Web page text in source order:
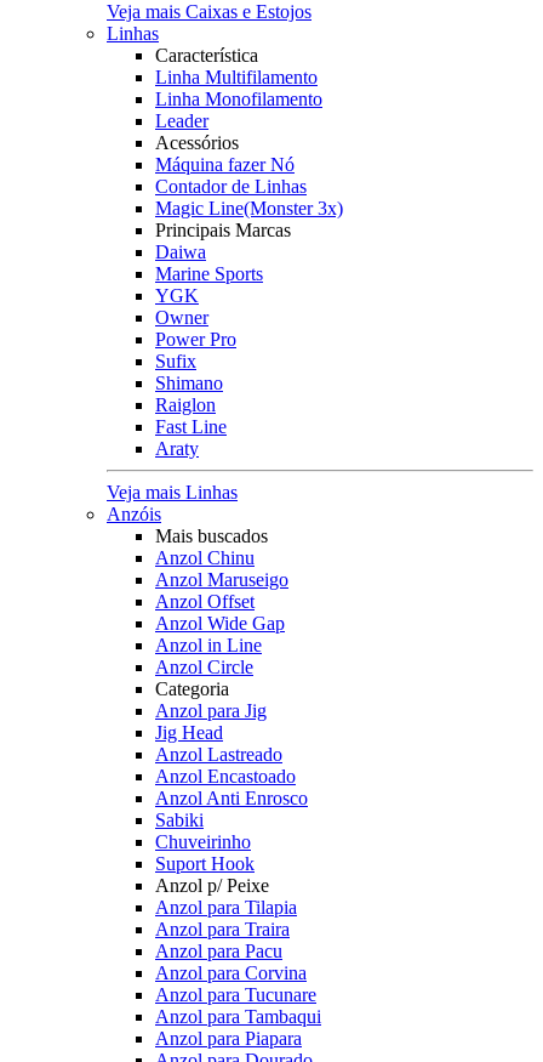
Veja mais Caixas e Estojos
Linhas
Característica
Linha Multifilamento
Linha Monofilamento
Leader
Acessórios
Máquina fazer Nó
Contador de Linhas
Magic Line(Monster 3x)
Principais Marcas
Daiwa
Marine Sports
YGK
Owner
Power Pro
Sufix
Shimano
Raiglon
Fast Line
Araty
Veja mais Linhas
Anzóis
Mais buscados
Anzol Chinu
Anzol Maruseigo
Anzol Offset
Anzol Wide Gap
Anzol in Line
Anzol Circle
Categoria
Anzol para Jig
Jig Head
Anzol Lastreado
Anzol Encastoado
Anzol Anti Enrosco
Sabiki
Chuveirinho
Suport Hook
Anzol p/ Peixe
Anzol para Tilapia
Anzol para Traira
Anzol para Pacu
Anzol para Corvina
Anzol para Tucunare
Anzol para Tambaqui
Anzol para Piapara